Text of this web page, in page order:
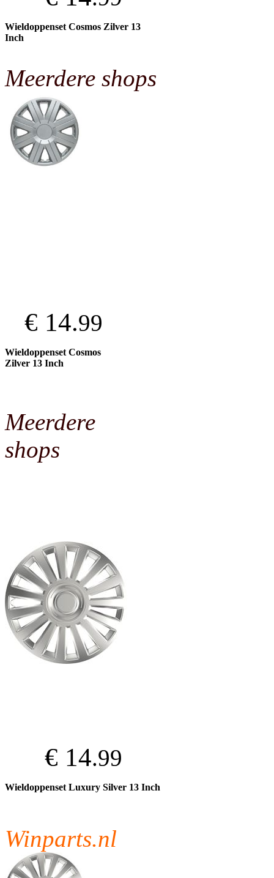
Wieldoppenset Cosmos Zilver 13
Inch
Meerdere shops
€ 14.99
Wieldoppenset Cosmos
Zilver 13 Inch
Meerdere
shops
€ 14.99
Wieldoppenset Luxury Silver 13 Inch
Winparts.nl